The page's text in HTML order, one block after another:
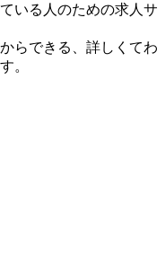
いる人のための求人サ
らできる、詳しくてわ
。